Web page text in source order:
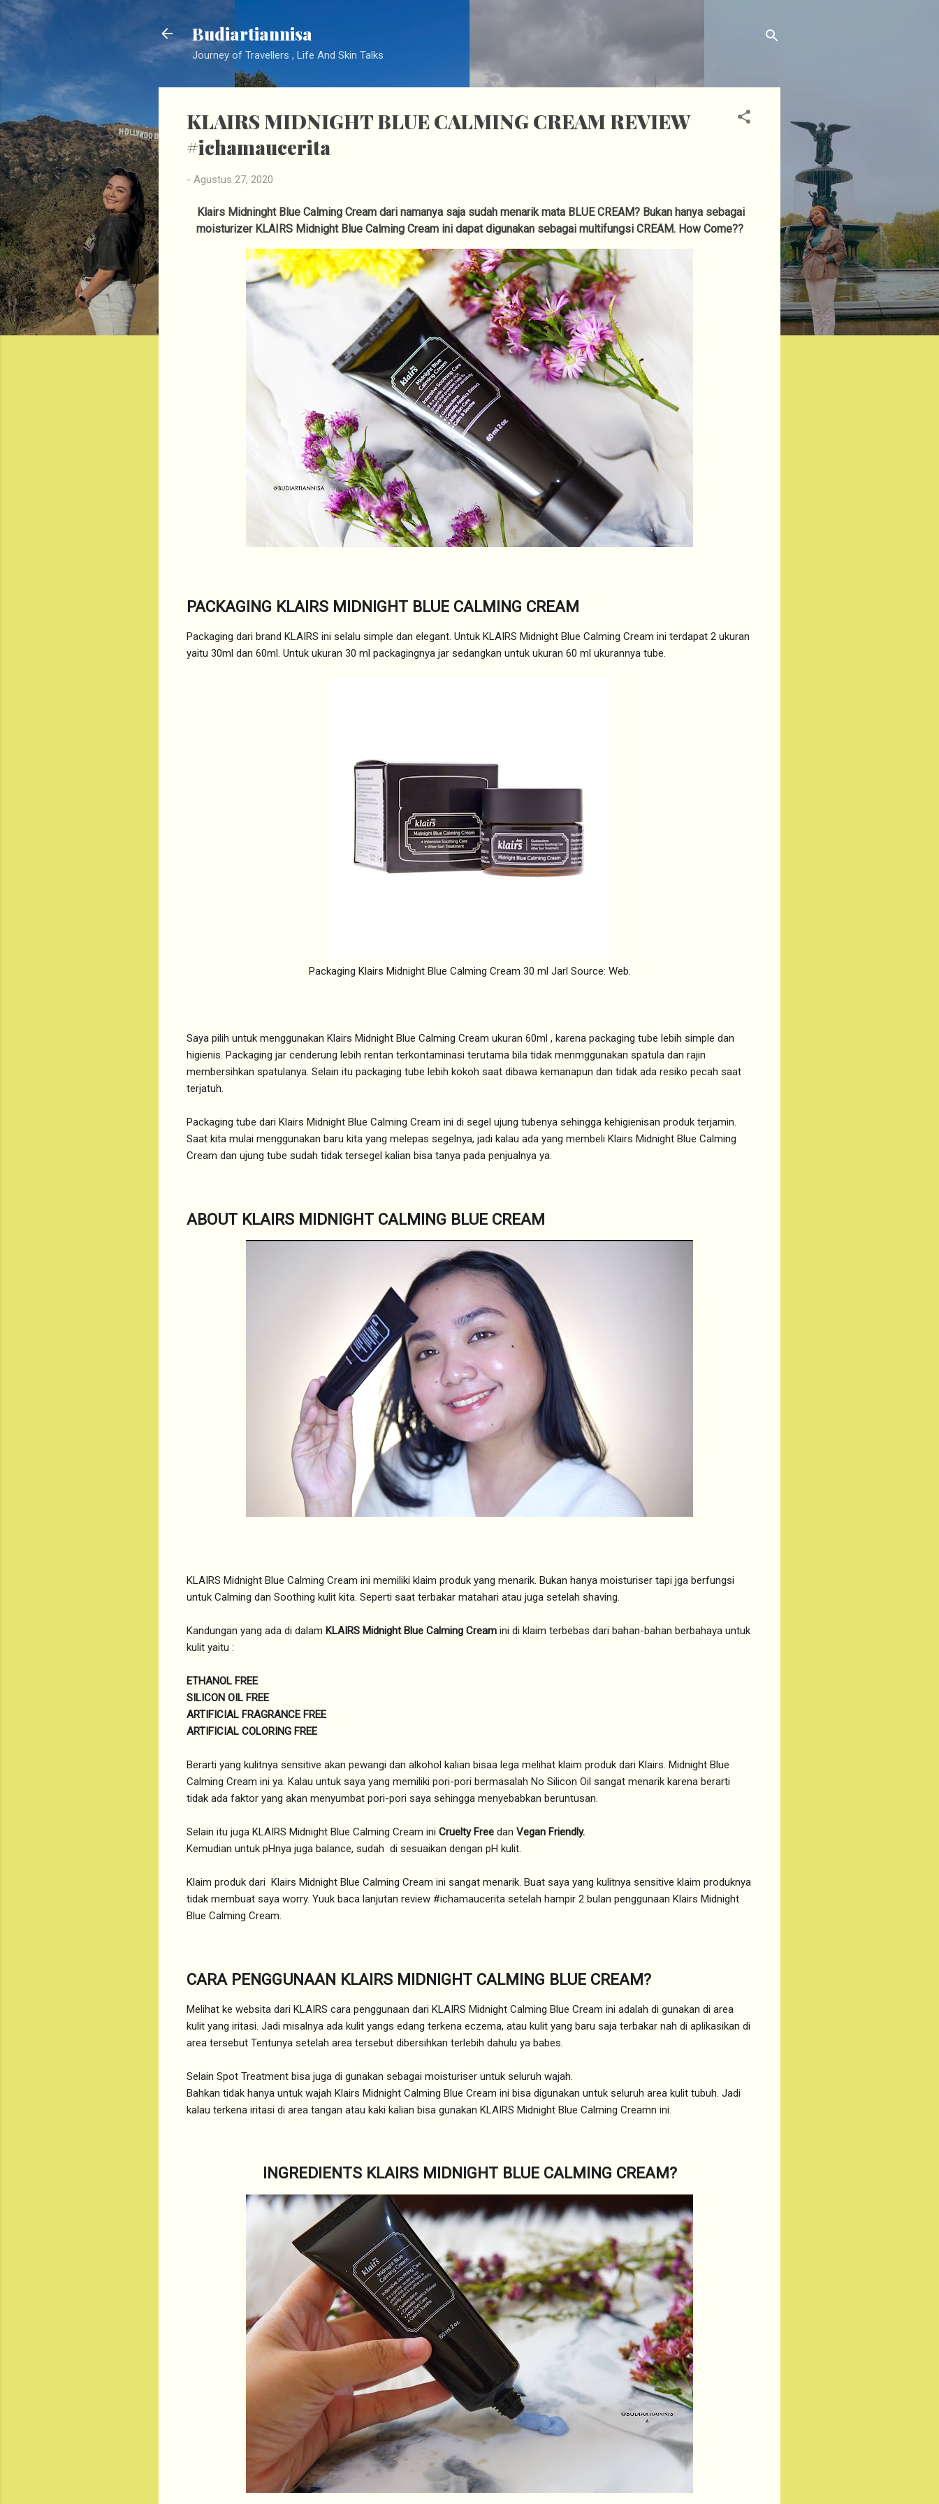
Budiartiannisa
Journey of Travellers , Life And Skin Talks
KLAIRS MIDNIGHT BLUE CALMING CREAM REVIEW
#ichamaucerita
- Agustus 27, 2020
Klairs Midninght Blue Calming Cream dari namanya saja sudah menarik mata BLUE CREAM? Bukan hanya sebagai
moisturizer KLAIRS Midnight Blue Calming Cream ini dapat digunakan sebagai multifungsi CREAM. How Come??
PACKAGING KLAIRS MIDNIGHT BLUE CALMING CREAM
Packaging dari brand KLAIRS ini selalu simple dan elegant. Untuk KLAIRS Midnight Blue Calming Cream ini terdapat 2 ukuran
yaitu 30ml dan 60ml. Untuk ukuran 30 ml packagingnya jar sedangkan untuk ukuran 60 ml ukurannya tube.
Packaging Klairs Midnight Blue Calming Cream 30 ml Jarl Source: Web.
Saya pilih untuk menggunakan Klairs Midnight Blue Calming Cream ukuran 60ml , karena packaging tube lebih simple dan
higienis. Packaging jar cenderung lebih rentan terkontaminasi terutama bila tidak menmggunakan spatula dan rajin
membersihkan spatulanya. Selain itu packaging tube lebih kokoh saat dibawa kemanapun dan tidak ada resiko pecah saat
terjatuh.
Packaging tube dari Klairs Midnight Blue Calming Cream ini di segel ujung tubenya sehingga kehigienisan produk terjamin.
Saat kita mulai menggunakan baru kita yang melepas segelnya, jadi kalau ada yang membeli Klairs Midnight Blue Calming
Cream dan ujung tube sudah tidak tersegel kalian bisa tanya pada penjualnya ya.
ABOUT KLAIRS MIDNIGHT CALMING BLUE CREAM
KLAIRS Midnight Blue Calming Cream ini memiliki klaim produk yang menarik. Bukan hanya moisturiser tapi jga berfungsi
untuk Calming dan Soothing kulit kita. Seperti saat terbakar matahari atau juga setelah shaving.
Kandungan yang ada di dalam KLAIRS Midnight Blue Calming Cream ini di klaim terbebas dari bahan-bahan berbahaya untuk
kulit yaitu :
ETHANOL FREE
SILICON OIL FREE
ARTIFICIAL FRAGRANCE FREE
ARTIFICIAL COLORING FREE
Berarti yang kulitnya sensitive akan pewangi dan alkohol kalian bisaa lega melihat klaim produk dari Klairs. Midnight Blue
Calming Cream ini ya. Kalau untuk saya yang memiliki pori-pori bermasalah No Silicon Oil sangat menarik karena berarti
tidak ada faktor yang akan menyumbat pori-pori saya sehingga menyebabkan beruntusan.
Selain itu juga KLAIRS Midnight Blue Calming Cream ini Cruelty Free dan Vegan Friendly.
Kemudian untuk pHnya juga balance, sudah di sesuaikan dengan pH kulit.
Klaim produk dari Klairs Midnight Blue Calming Cream ini sangat menarik. Buat saya yang kulitnya sensitive klaim produknya
tidak membuat saya worry. Yuuk baca lanjutan review #ichamaucerita setelah hampir 2 bulan penggunaan Klairs Midnight
Blue Calming Cream.
CARA PENGGUNAAN KLAIRS MIDNIGHT CALMING BLUE CREAM?
Melihat ke websita dari KLAIRS cara penggunaan dari KLAIRS Midnight Calming Blue Cream ini adalah di gunakan di area
kulit yang iritasi. Jadi misalnya ada kulit yangs edang terkena eczema, atau kulit yang baru saja terbakar nah di aplikasikan di
area tersebut Tentunya setelah area tersebut dibersihkan terlebih dahulu ya babes.
Selain Spot Treatment bisa juga di gunakan sebagai moisturiser untuk seluruh wajah.
Bahkan tidak hanya untuk wajah Klairs Midnight Calming Blue Cream ini bisa digunakan untuk seluruh area kulit tubuh. Jadi
kalau terkena iritasi di area tangan atau kaki kalian bisa gunakan KLAIRS Midnight Blue Calming Creamn ini.
INGREDIENTS KLAIRS MIDNIGHT BLUE CALMING CREAM?